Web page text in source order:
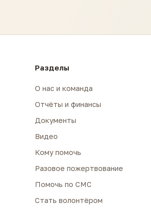
Разделы
О нас и команда
Отчёты и финансы
Документы
Видео
Кому помочь
Разовое пожертвование
Помочь по СМС
Стать волонтёром